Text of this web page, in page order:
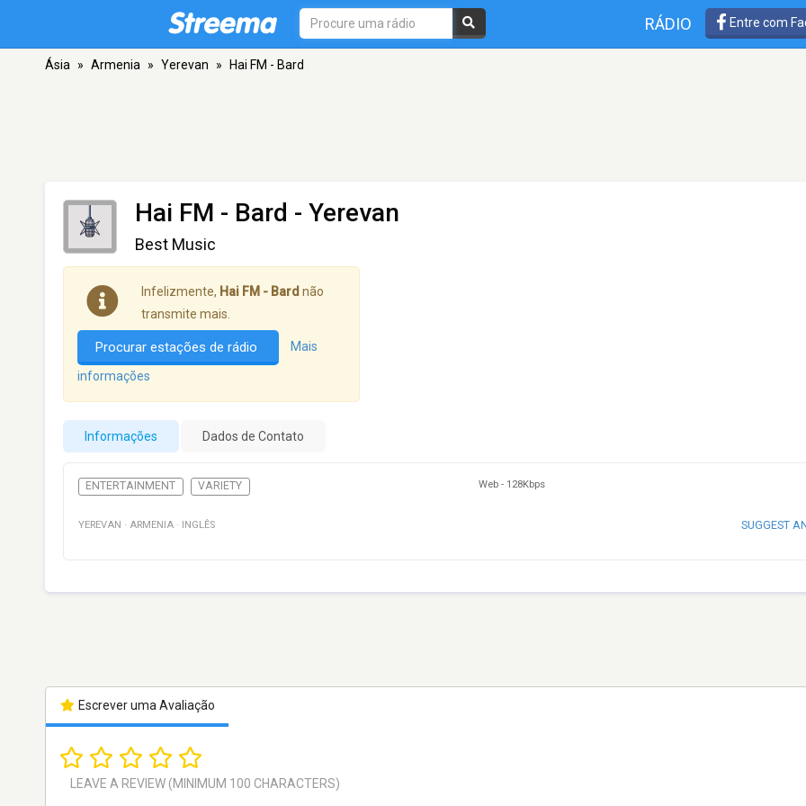
RÁDIO Entre com
Ásia » Armenia » Yerevan » Hai FM - Bard
Hai FM - Bard - Yerevan
Best Music
Infelizmente, Hai FM - Bard não
transmite mais.
Procurar estações de rádio Mais
informações
Informações Dados de Contato
ENTERTAINMENT VARIETY Web - 128Kbps
YEREVAN · ARMENIA · INGLÊS SUGGEST
Escrever uma Avaliação